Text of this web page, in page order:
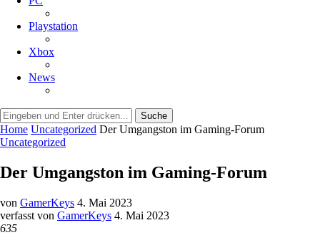
Playstation
Xbox
News
Suche
Home Uncategorized Der Umgangston im Gaming-Forum
Uncategorized
Der Umgangston im Gaming-Forum
von GamerKeys 4. Mai 2023
verfasst von GamerKeys 4. Mai 2023
635